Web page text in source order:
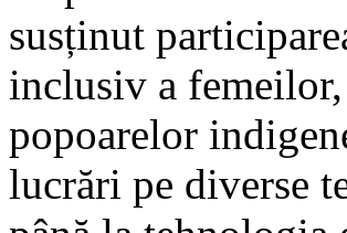
susținut
inclusiv a
popoarelor
lucrări pe diverse